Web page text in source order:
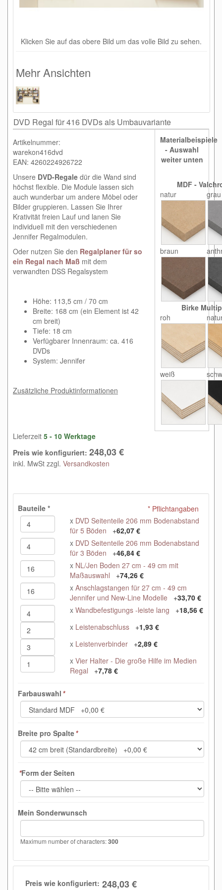
Klicken Sie auf das obere Bild um das volle Bild zu sehen.
Mehr Ansichten
DVD Regal für 416 DVDs als Umbauvariante
Artikelnummer:
warekon416dvd
EAN: 4260224926722
Unsere DVD-Regale dür die Wand sind
höchst flexible. Die Module lassen sich
auch wunderbar um andere Möbel oder
Bilder gruppieren. Lassen Sie Ihrer
Krativität freien Lauf und lanen Sie
individuell mit den verschiedenen
Jennifer Regalmodulen.
Oder nutzen Sie den Regalplaner für so
ein Regal nach Maß mit dem
verwandten DSS Regalsystem
Höhe: 113,5 cm / 70 cm
Breite: 168 cm (ein Element ist 42
cm breit)
Tiefe: 18 cm
Verfügbarer Innenraum: ca. 416
DVDs
System: Jennifer
Zusätzliche Produktinformationen
Materialbeispiele
- Auswahl
weiter unten
MDF -
natur
grau
braun
Birke
roh
weiß
Lieferzeit 5 - 10 Werktage
Preis wie konfiguriert: 248,03 €
inkl. MwSt zzgl. Versandkosten
Bauteile *
x DVD Seitenteile 206 mm Bodenabstand
für 5 Böden
+62,07 €
x DVD Seitenteile 206 mm Bodenabstand
für 3 Böden
+46,84 €
x NL/Jen Boden 27 cm - 49 cm mit
Maßauswahl
+74,26 €
xAnschlagstangen für 27 cm - 49 cm
Jennifer und New-Line Modelle
+33,70 €
xWandbefestigungs -leiste lang +18,56 €
x Leistenabschluss +1,93 €
x Leistenverbinder +2,89 €
xVier Halter - Die große Hilfe im Medien
Regal
+7,78 €
Farbauswahl *
Breite pro Spalte*
*Form der Seiten
Mein Sonderwunsch
Maximum number of characters:300
* Pflichtangaben
Preis wie konfiguriert: 248,03 €